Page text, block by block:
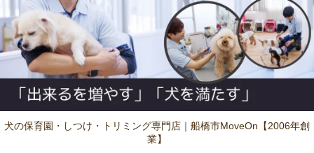
犬の保育園・しつけ・トリミング専門店｜船橋市MoveOn【2006年創
業】